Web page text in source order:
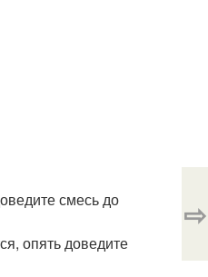
смесь до
опять доведите
⇨